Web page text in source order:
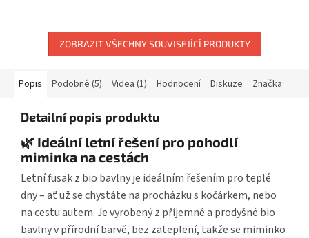
ZOBRAZIT VŠECHNY SOUVISEJÍCÍ PRODUKTY
Popis Podobné (5) Videa (1) Hodnocení Diskuze Značka
Detailní popis produktu
🌿 Ideální letní řešení pro pohodlí
miminka na cestách
Letní fusak z bio bavlny je ideálním řešením pro teplé
dny – ať už se chystáte na procházku s kočárkem, nebo
na cestu autem. Je vyrobený z příjemné a prodyšné bio
bavlny v přírodní barvě, bez zateplení, takže se miminko